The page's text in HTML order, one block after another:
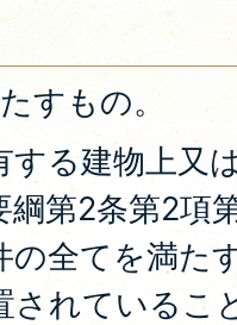
すもの。
する建物上又
綱第2条第2項
の全てを満た
されているこ